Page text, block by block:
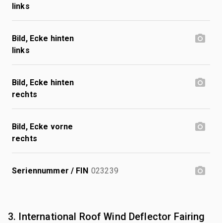
links
Bild, Ecke hinten
links
Bild, Ecke hinten
rechts
Bild, Ecke vorne
rechts
Seriennummer / FIN 023239
3. International Roof Wind Deflector Fairing